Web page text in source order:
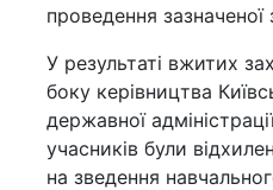
проведення зазначеної
У результаті вжитих
боку керівництва
державної
учасників були
на зведення